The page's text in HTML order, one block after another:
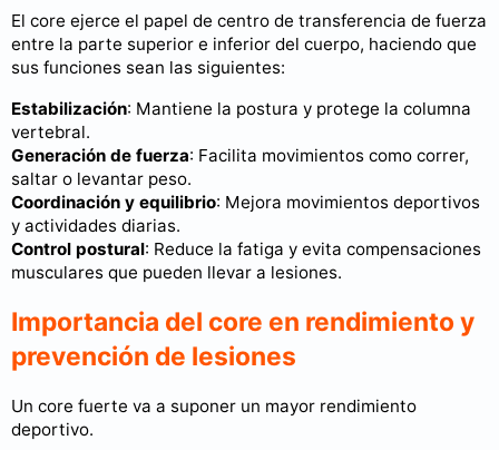
El core ejerce el papel de centro de transferencia de fuerza
entre la parte superior e inferior del cuerpo, haciendo que
sus funciones sean las siguientes:
Estabilización: Mantiene la postura y protege la columna
vertebral.
Generación de fuerza: Facilita movimientos como correr,
saltar o levantar peso.
Coordinación y equilibrio: Mejora movimientos deportivos
y actividades diarias.
Control postural: Reduce la fatiga y evita compensaciones
musculares que pueden llevar a lesiones.
Importancia del core en rendimiento y
prevención de lesiones
Un core fuerte va a suponer un mayor rendimiento
deportivo.